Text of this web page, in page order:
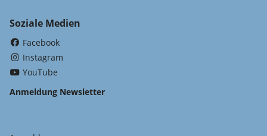
Soziale Medien
Facebook
Instagram
YouTube
Anmeldung Newsletter